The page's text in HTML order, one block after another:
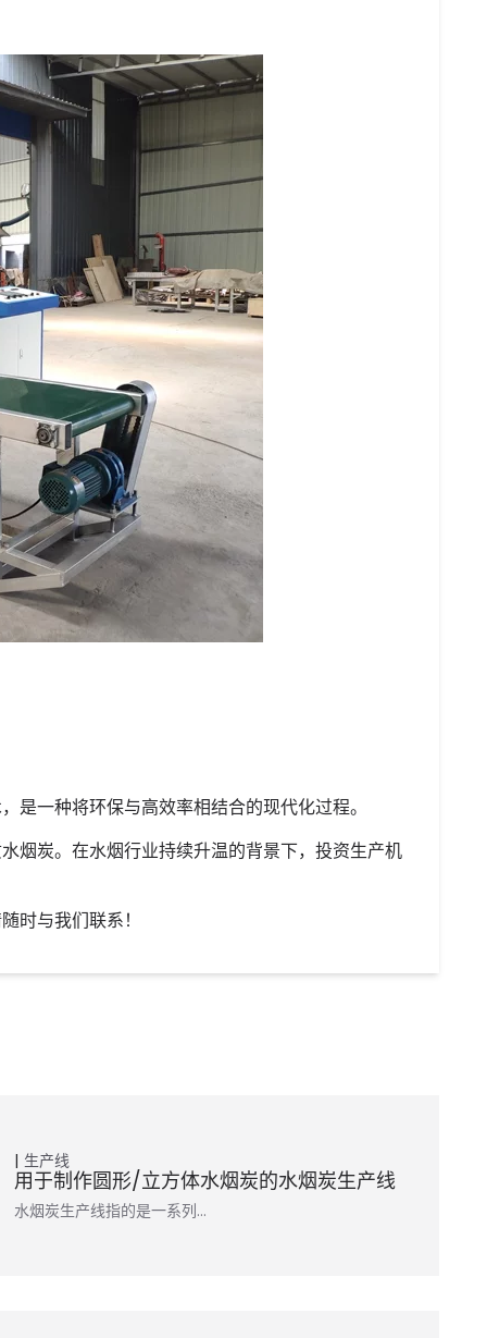
是一种将环保与高效率相结合的现代化过程。
烟炭。在水烟行业持续升温的背景下，投资生产机
时与我们联系！
生产线
用于制作圆形/立方体水烟炭的水烟炭生产线
水烟炭生产线指的是一系列…